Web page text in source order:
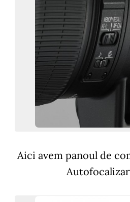
Aici avem panoul de